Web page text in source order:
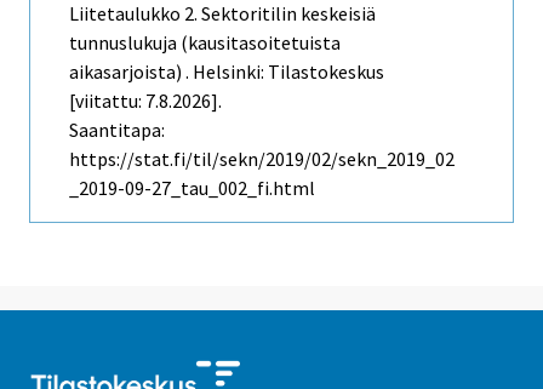
Liitetaulukko 2. Sektoritilin keskeisiä
tunnuslukuja (kausitasoitetuista
aikasarjoista) . Helsinki: Tilastokeskus
[viitattu: 7.8.2026].
Saantitapa:
https://stat.fi/til/sekn/2019/02/sekn_2019_02
_2019-09-27_tau_002_fi.html